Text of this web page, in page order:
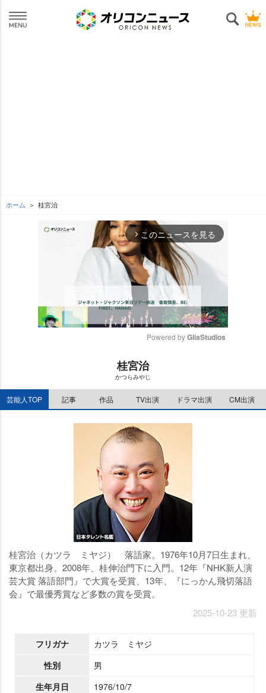
ホーム 桂宮治
arrow_forward_ios このニュースを見る
e
Powered by GliaStudios
桂宮治
かつらみやじ
芸能人TOP 記事 作品 TV出演 ドラマ出演 CM出演
桂宮治（カツラ ミヤジ） 落語家。1976年10月7日生まれ、
東京都出身。2008年、桂伸治門下に入門。12年『NHK新人演
芸大賞 落語部門』で大賞を受賞、13年、『にっかん飛切落語
会』で最優秀賞など多数の賞を受賞。
2025-10-23 更新
フリガナ
カツラ ミヤジ
性別
男
生年月日
1976/10/7